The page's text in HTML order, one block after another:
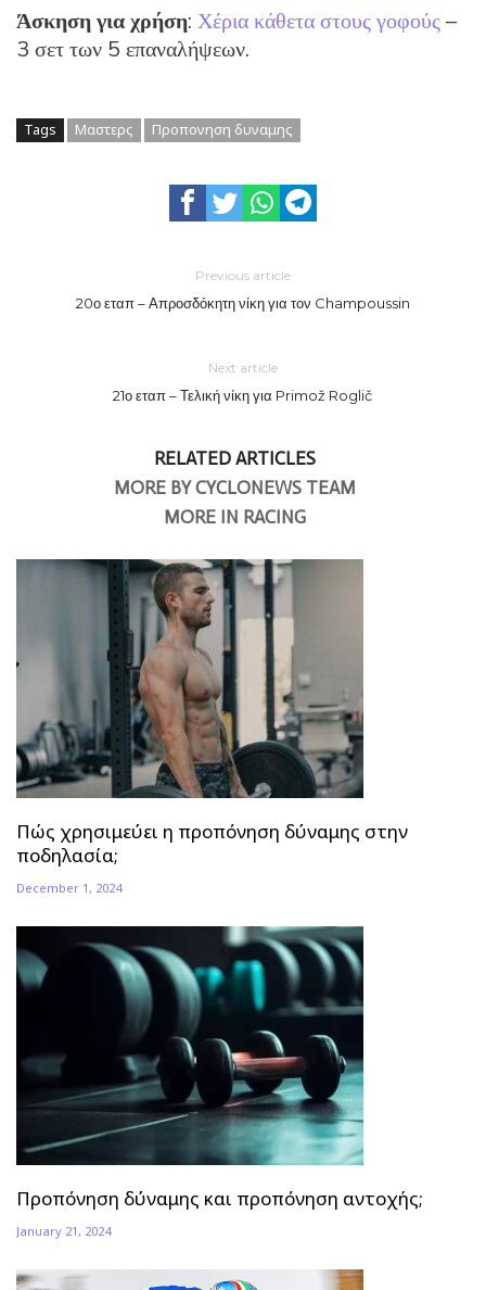
Άσκηση για χρήση: Χέρια κάθετα στους γοφούς–
3 σετ των 5 επαναλήψεων.
Tags Μαστερς Προπονηση δυναμης
Previous article
20ο εταπ – Απροσδόκητη νίκη για τον Champoussin
Next article
21ο εταπ – Τελική νίκη για Primož Roglič
RELATED ARTICLES
MORE BY CYCLONEWS TEAM
MORE IN RACING
Πώς χρησιμεύει η προπόνηση δύναμης στην
ποδηλασία;
December 1, 2024
Προπόνηση δύναμης και προπόνηση αντοχής;
January 21, 2024